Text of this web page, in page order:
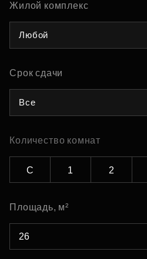
Жилой комплекс
Любой
Срок сдачи
Все
Количество комнат
С 1 2
Площадь, м²